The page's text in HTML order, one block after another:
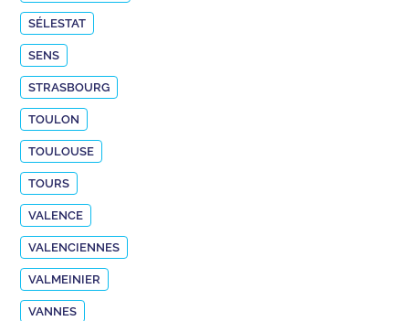
SÉLESTAT
SENS
STRASBOURG
TOULON
TOULOUSE
TOURS
VALENCE
VALENCIENNES
VALMEINIER
VANNES